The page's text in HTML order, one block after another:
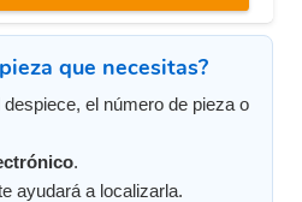
que necesitas?
el número de pieza o
.
ayudará a localizarla.